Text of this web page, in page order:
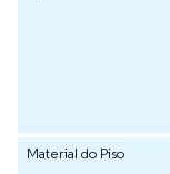
Material do Piso